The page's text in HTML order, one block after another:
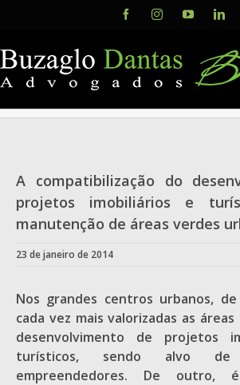
content
FacebookInstagramYouTube
A compatibilização do
projetos imobiliários e
manutenção de áreas verdes
23 de janeiro de 2014
Nos grandes centros urbanos,
cada vez mais valorizadas as
desenvolvimento de projetos
turísticos, sendo alvo
empreendedores. De outro,